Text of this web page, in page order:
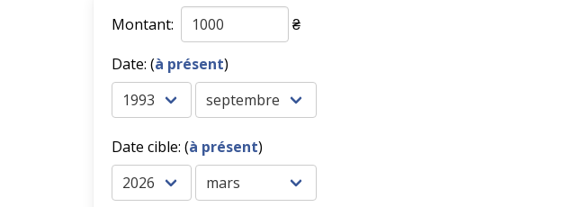
Montant:
₴
Date: (à présent)
Date cible: (à présent)